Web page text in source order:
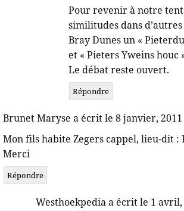
Pour revenir à notre
similitudes dans
Bray Dunes un «
et « Pieters Yweins houc
Le débat reste ouvert.
Répondre
Brunet Maryse a écrit le 8 janvier, 2011
Mon fils habite Zegers cappel, lieu-dit
Merci
Répondre
Westhoekpedia a écrit le 1 avril,